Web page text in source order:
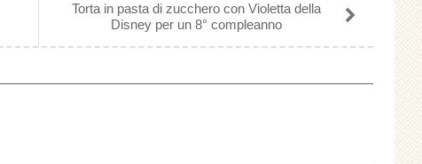
Torta in pasta di zucchero con Violetta della
Disney per un 8° compleanno